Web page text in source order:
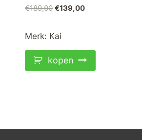
€189,00 Oorspronkelijke
was:
€139,00Huidige
Merk: Kai
kopen